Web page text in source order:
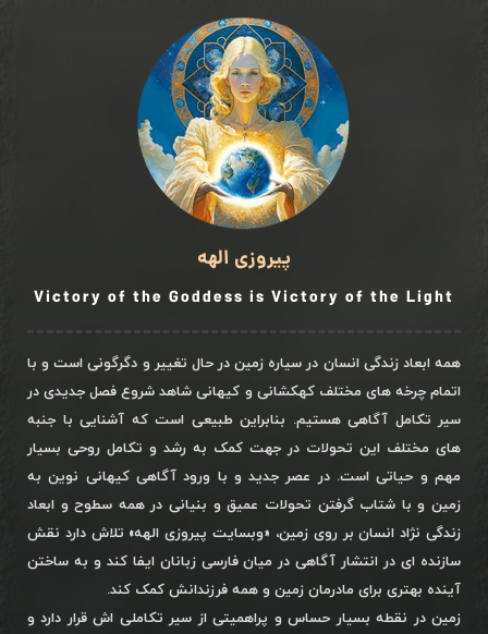
پیروزی الهه
Victory of the Goddess is Victory of the Light
همه ابعاد زندگی انسان در سیاره زمین در حال تغییر و دگرگونی است و با
اتمام چرخه های مختلف کهکشانی و کیهانی شاهد شروع فصل جدیدی در
سیر تکامل آگاهی هستیم. بنابراین طبیعی است که آشنایی با جنبه
های مختلف این تحولات در جهت کمک به رشد و تکامل روحی بسیار
مهم و حیاتی است. در عصر جدید و با ورود آگاهی کیهانی نوین به
زمین و با شتاب گرفتن تحولات عمیق و بنیانی در همه سطوح و ابعاد
زندگی نژاد انسان بر روی زمین، «وبسایت پیروزی الهه» تلاش دارد نقش
سازنده ای در انتشار آگاهی در میان فارسی زبانان ایفا کند و به ساختن
آینده بهتری برای مادرمان زمین و همه فرزندانش کمک کند.
زمین در نقطه بسیار حساس و پراهمیتی از سیر تکاملی اش قرار دارد و